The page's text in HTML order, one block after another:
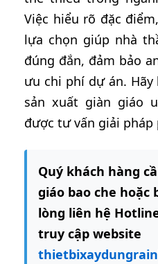
Việc hiểu rõ đặc
lựa chọn giúp nhà
đúng đắn, đảm bảo
ưu chi phí dự án. Hãy
sản xuất giàn giáo
được tư vấn giải pháp
Quý khách hàng
giáo bao che hoặc
lòng liên hệ
truy cập website